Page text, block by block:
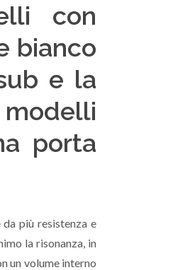
con
bianco
e la
porta
più resistenza e
la risonanza, in
un volume interno